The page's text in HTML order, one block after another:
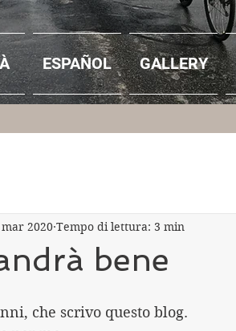
bene
mar 2020 Tempo di lettura: 3 min
che scrivo questo blog.
ESPAÑOL GALLERY